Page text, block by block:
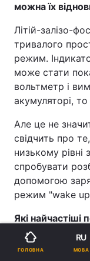
можна їх
Літій-залізо-
тривалого
режим.
може стати
вольтметр і
акумуляторі,
Але це не
свідчить про
низькому
спробувати
допомогою
режим "wake
Які
терміново
з них реально
ГОЛОВНА
RU
МОВА